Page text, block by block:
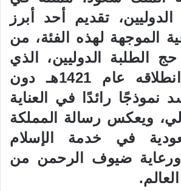
الدوليين، تقديم أحد أبرز
الموجهة لهذه الفئة، من
الطلبة الدوليين، الذي
يستمر منذ انطلاقه عام 1421هـ دون
نموذجًا رائدًا في العناية
ويعكس رسالة المملكة
في خدمة الإسلام
ورعاية ضيوف الرحمن من